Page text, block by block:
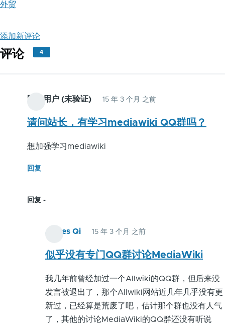
外贸
添加新评论
评论 4
匿名用户 (未验证) 15 年 3 个月 之前
请问站长，有学习mediawiki QQ群吗？
想加强学习mediawiki
回复
回复
James Qi 15 年 3 个月 之前
名
户
(未
验
证)
似乎没有专门QQ群讨论MediaWiki
我几年前曾经加过一个Allwiki的QQ群，但后来没
发言被退出了，那个Allwiki网站近几年几乎没有更
新过，已经算是荒废了吧，估计那个群也没有人气
了，其他的讨论MediaWiki的QQ群还没有听说